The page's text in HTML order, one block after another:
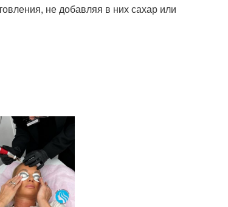
не добавляя в них сахар или